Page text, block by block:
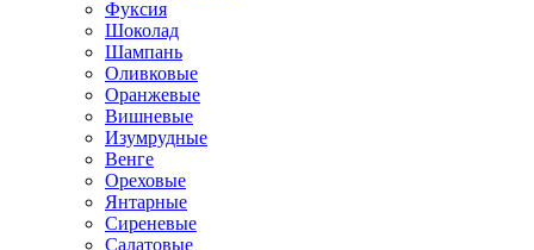
Фуксия
Шоколад
Шампань
Оливковые
Оранжевые
Вишневые
Изумрудные
Венге
Ореховые
Янтарные
Сиреневые
Салатовые